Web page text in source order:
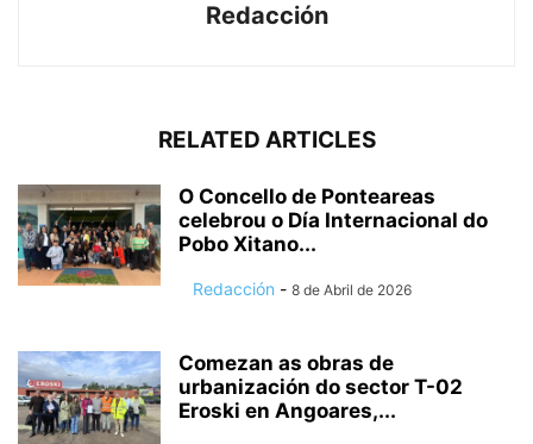
Redacción
RELATED ARTICLES
O Concello de Ponteareas
celebrou o Día Internacional do
Pobo Xitano...
Redacción - 8 de Abril de 2026
Comezan as obras de
urbanización do sector T-02
Eroski en Angoares,...